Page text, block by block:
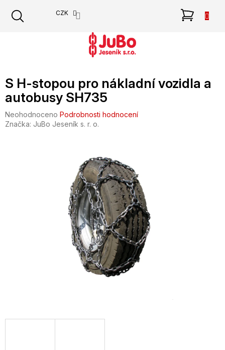
obsah
CZK
S H-stopou pro nákladní vozidla a
autobusy SH735
Průměrné
hodnocení
Neohodnoceno Podrobnosti hodnocení
Značka: JuBo Jeseník s. r. o.